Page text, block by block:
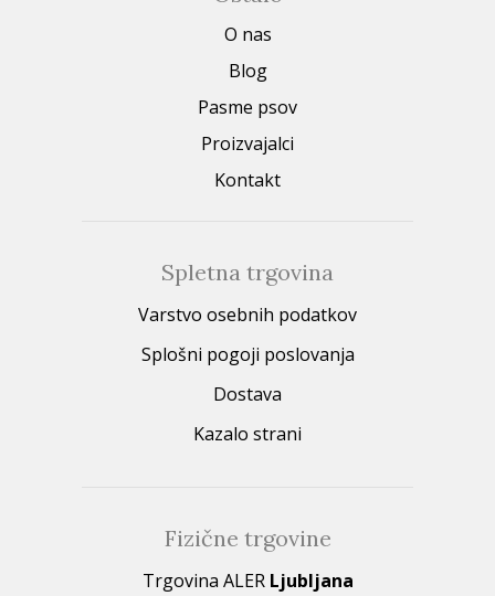
O nas
Blog
Pasme psov
Proizvajalci
Kontakt
Spletna trgovina
Varstvo osebnih podatkov
Splošni pogoji poslovanja
Dostava
Kazalo strani
Fizične trgovine
Trgovina ALER Ljubljana